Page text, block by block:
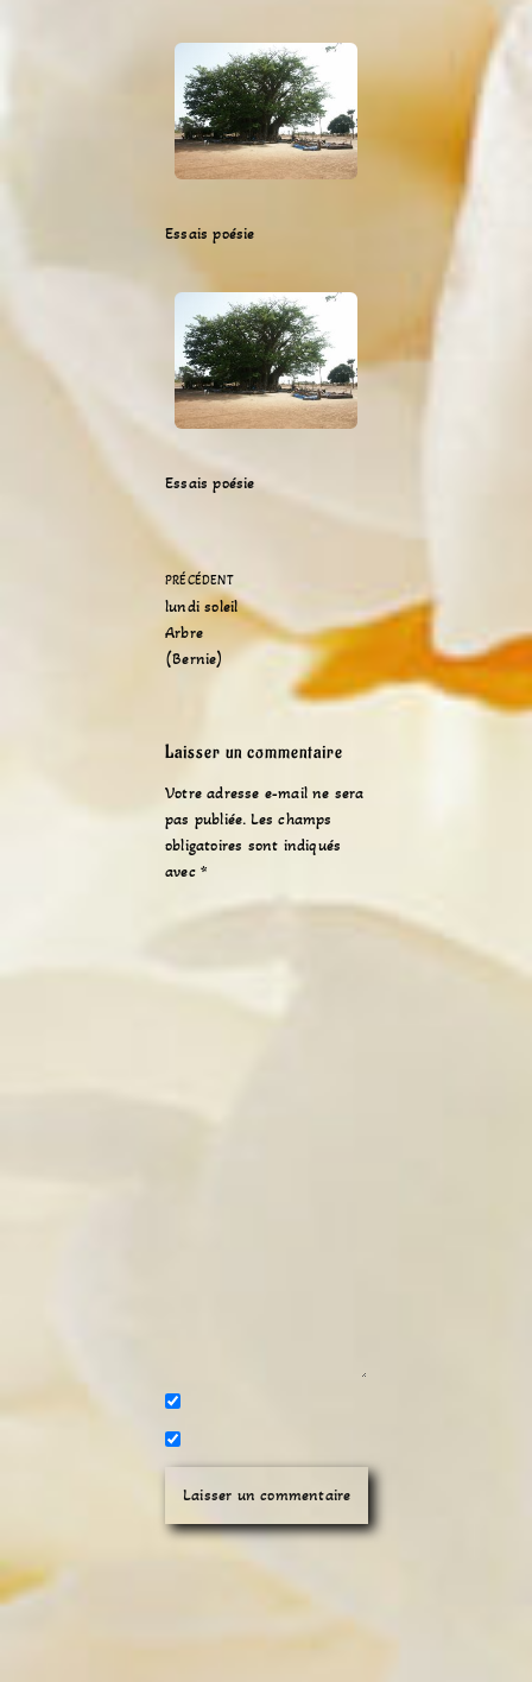
Essais poésie
Essais poésie
PRÉCÉDENT
lundi soleil
Arbre
(Bernie)
Laisser un commentaire
Votre adresse e-mail ne sera
pas publiée. Les champs
obligatoires sont indiqués
avec *